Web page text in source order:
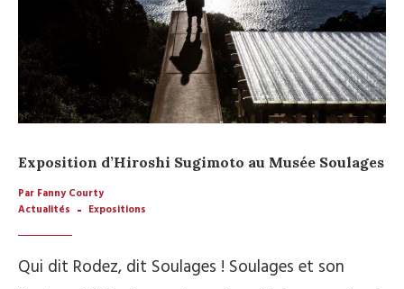
Exposition d’Hiroshi Sugimoto au Musée Soulages
Par Fanny Courty
Actualités
Expositions
Qui dit Rodez, dit Soulages ! Soulages et son